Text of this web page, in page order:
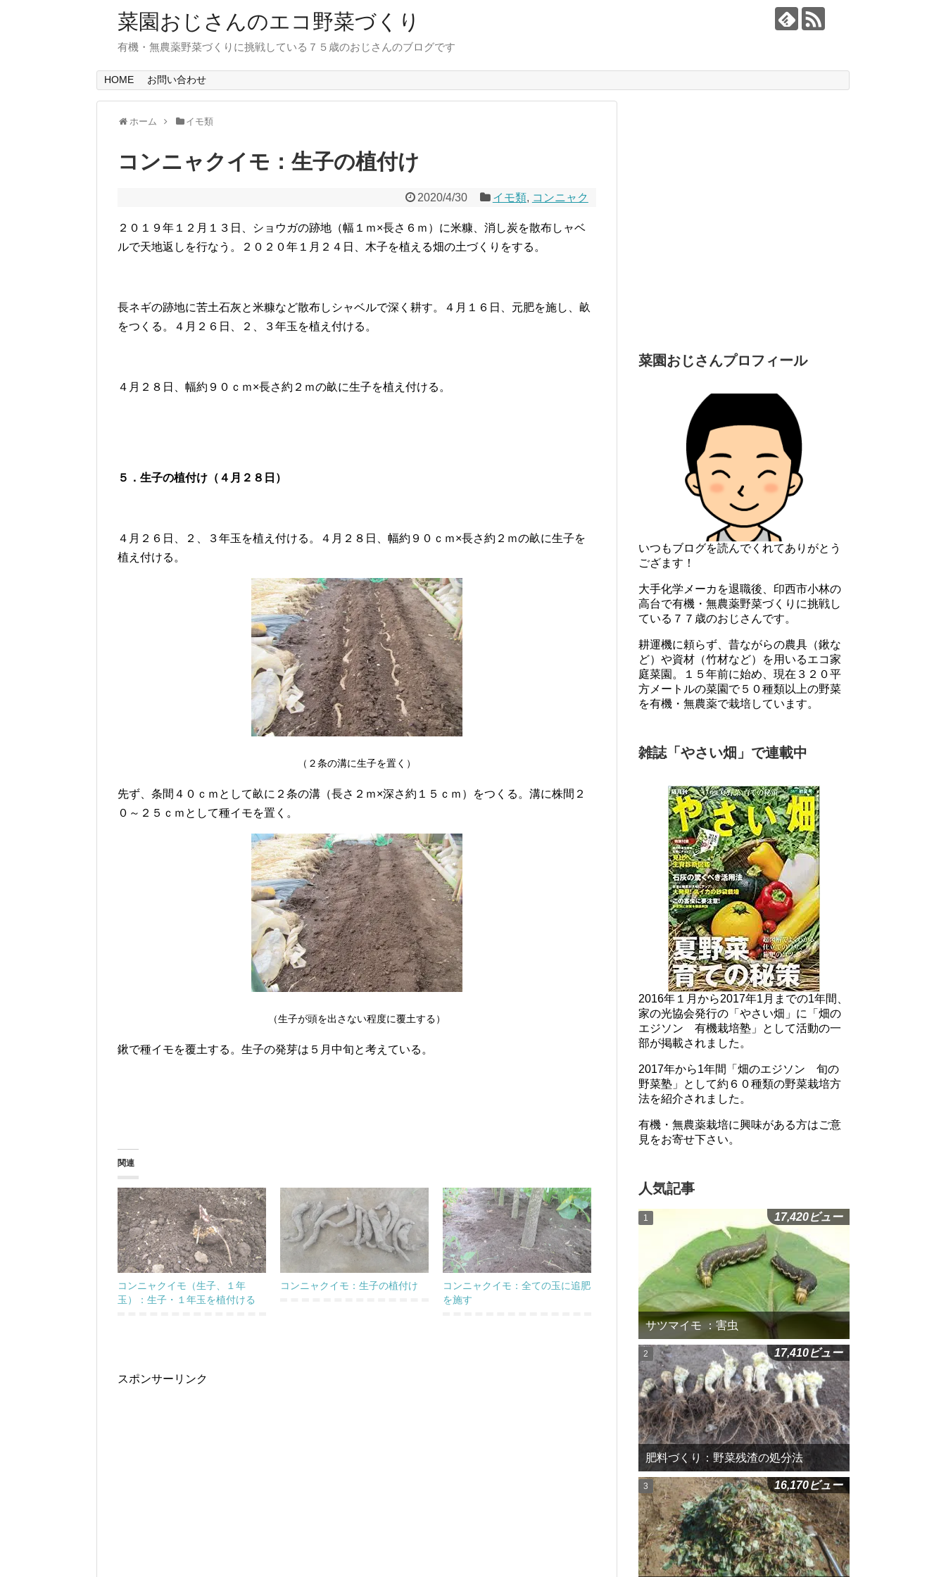
菜園おじさんのエコ野菜づくり
有機・無農薬野菜づくりに挑戦している７５歳のおじさんのブログです
HOME お問い合わせ
ホーム イモ類
コンニャクイモ：生子の植付け
2020/4/30 イモ類, コンニャク
２０１９年１２月１３日、ショウガの跡地（幅１ｍ×長さ６ｍ）に米糠、消し炭を散布しャベ
ルで天地返しを行なう。２０２０年１月２４日、木子を植える畑の土づくりをする。
長ネギの跡地に苦土石灰と米糠など散布しシャベルで深く耕す。４月１６日、元肥を施し、畝
をつくる。４月２６日、２、３年玉を植え付ける。
４月２８日、幅約９０ｃｍ×長さ約２ｍの畝に生子を植え付ける。
５． 生子の植付け （４月２８日）
４月２６日、２、３年玉を植え付ける。４月２８日、幅約９０ｃｍ×長さ約２ｍの畝に生子を
植え付ける。
（２条の溝に生子を置く）
先ず、条間４０ｃｍとして畝に２条の溝（長さ２ｍ×深さ約１５ｃｍ）をつくる。溝に株間２
０～２５ｃｍとして種イモを置く。
（生子が頭を出さない程度に覆土する）
鍬で種イモを覆土する。生子の発芽は５月中旬と考えている。
関連
コンニャクイモ（生子、１年
玉）：生子・１年玉を植付ける
コンニャクイモ：生子の植付け
コンニャクイモ：全ての玉に追肥
を施す
スポンサーリンク
菜園おじさんプロフィール
いつもブログを読んでくれてありがとう
ござます！
大手化学メーカを退職後、印西市小林の
高台で有機・無農薬野菜づくりに挑戦し
ている７７歳のおじさんです。
耕運機に頼らず、昔ながらの農具（鍬な
ど）や資材（竹材など）を用いるエコ家
庭菜園。１５年前に始め、現在３２０平
方メートルの菜園で５０種類以上の野菜
を有機・無農薬で栽培しています。
雑誌「やさい畑」で連載中
2016年１月から2017年1月までの1年間、
家の光協会発行の「やさい畑」に「畑の
エジソン 有機栽培塾」として活動の一
部が掲載されました。
2017年から1年間「畑のエジソン 旬の
野菜塾」として約６０種類の野菜栽培方
法を紹介されました。
有機・無農薬栽培に興味がある方はご意
見をお寄せ下さい。
人気記事
サツマイモ ：害虫
17,420ビュー
肥料づくり：野菜残渣の処分法
17,410ビュー
16,170ビュー